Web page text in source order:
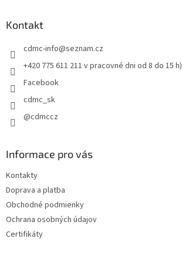
Kontakt
cdmc-info@seznam.cz
+420 775 611 211 v pracovné dni od 8 do 15 h)
Facebook
cdmc_sk
@cdmccz
Informace pro vás
Kontakty
Doprava a platba
Obchodné podmienky
Ochrana osobných údajov
Certifikáty